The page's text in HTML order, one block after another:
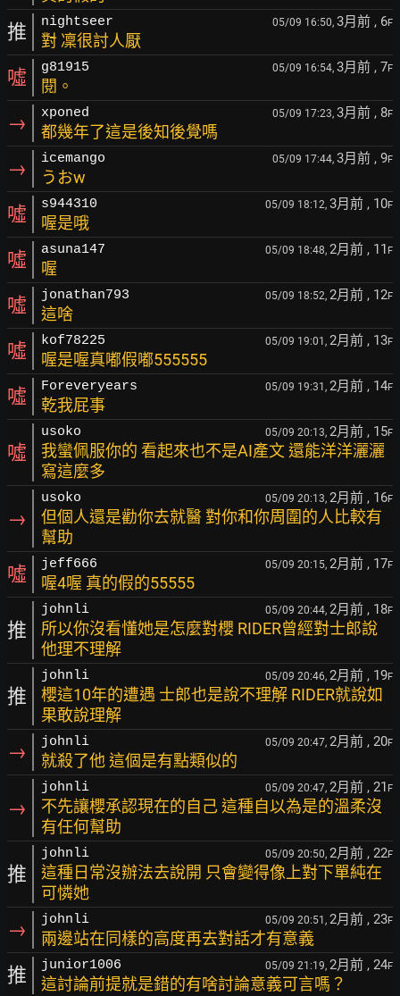
推 nightseer 05/09 16:50, 3月前 , 6F
對 凜很討人厭
噓 g81915 05/09 16:54, 3月前 , 7F
閱。
→ xponed 05/09 17:23, 3月前 , 8F
都幾年了這是後知後覺嗎
→ icemango 05/09 17:44, 3月前 , 9F
うおw
噓 s944310 05/09 18:12, 3月前 , 10F
喔是哦
噓 asuna147 05/09 18:48, 2月前 , 11 F
喔
噓 jonathan793 05/09 18:52, 2月前 , 12F
這啥
噓 kof78225 05/09 19:01, 2月前 , 13F
喔是喔真嘟假嘟555555
噓 Foreveryears 05/09 19:31, 2月前 , 14F
乾我屁事
噓
usoko 05/09 20:13, 2月前 , 15F
我蠻佩服你的 看起來也不是AI產文 還能洋洋灑灑
寫這麼多
→
usoko 05/09 20:13, 2月前 , 16F
但個人還是勸你去就醫 對你和你周圍的人比較有
幫助
噓 jeff666 05/09 20:15, 2月前 , 17F
喔4喔 真的假的55555
推
johnli 05/09 20:44, 2月前 , 18F
所以你沒看懂她是怎麼對櫻 RIDER曾經對士郎說
他理不理解
推
johnli 05/09 20:46, 2月前 , 19F
櫻這10年的遭遇 士郎也是說不理解 RIDER就說如
果敢說理解
→ johnli 05/09 20:47, 2月前 , 20F
就殺了他 這個是有點類似的
→
johnli 05/09 20:47, 2月前 , 21 F
不先讓櫻承認現在的自己 這種自以為是的溫柔沒
有任何幫助
推
johnli 05/09 20:50, 2月前 , 22F
這種日常沒辦法去說開 只會變得像上對下單純在
可憐她
→ johnli 05/09 20:51, 2月前 , 23F
兩邊站在同樣的高度再去對話才有意義
推 junior1006 05/09 21:19, 2月前 , 24F
這討論前提就是錯的有啥討論意義可言嗎？